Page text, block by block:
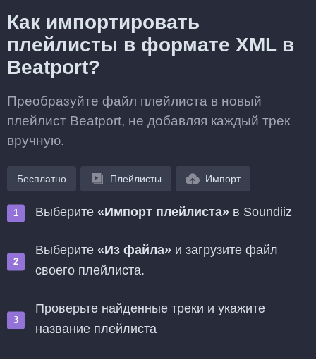
Как импортировать
плейлисты в формате XML в
Beatport?
Преобразуйте файл плейлиста в новый
плейлист Beatport, не добавляя каждый трек
вручную.
Бесплатно Плейлисты Импорт
Выберите «Импорт плейлиста» в Soundiiz
Выберите «Из файла» и загрузите файл
своего плейлиста.
Проверьте найденные треки и укажите
название плейлиста